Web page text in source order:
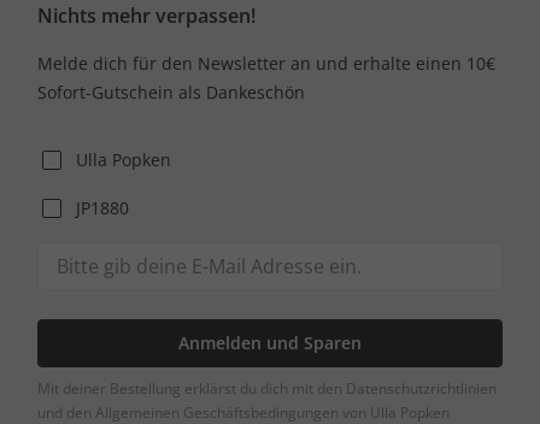
Nichts mehr verpassen!
Melde dich für den Newsletter an und erhalte einen 10€
Sofort-Gutschein als Dankeschön
Ulla Popken
JP1880
Anmelden und Sparen
Mit deiner Bestellung erklärst du dich mit den Datenschutzrichtlinien
und den Allgemeinen Geschäftsbedingungen von Ulla Popken